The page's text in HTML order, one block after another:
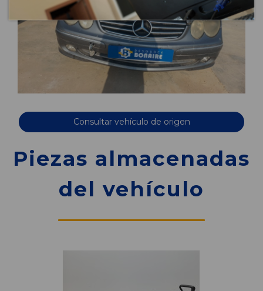
Consultar vehículo de origen
Piezas almacenadas
del vehículo